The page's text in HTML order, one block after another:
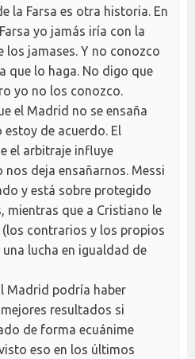
la Farsa es otra historia. En
yo jamás iría con la
los jamases. Y no conozco
que lo haga. No digo que
yo no los conozco.
el Madrid no se ensaña
estoy de acuerdo. El
el arbitraje influye
nos deja ensañarnos. Messi
y está sobre protegido
mientras que a Cristiano le
contrarios y los propios
lucha en igualdad de
Madrid podría haber
resultados si
de forma ecuánime
eso en los últimos